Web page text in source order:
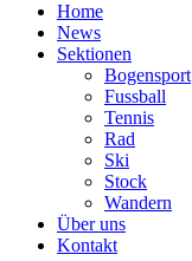
Home
News
Sektionen
Bogensport
Fussball
Tennis
Rad
Ski
Stock
Wandern
Über uns
Kontakt